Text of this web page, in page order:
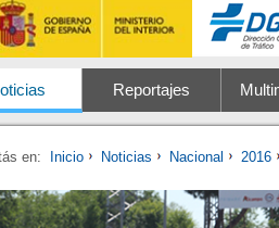
Reportajes
en: Inicio Noticias Nacional 2016